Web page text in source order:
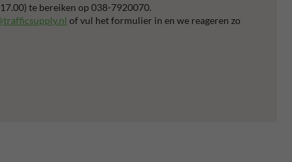
te bereiken op 038-7920070.
of vul het formulier in en we reageren zo